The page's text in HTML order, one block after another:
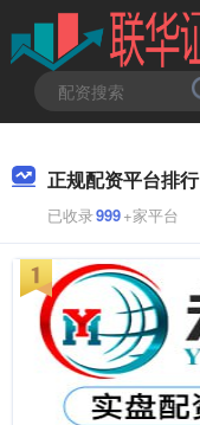
正规配资平台排行
已收录999+家平台